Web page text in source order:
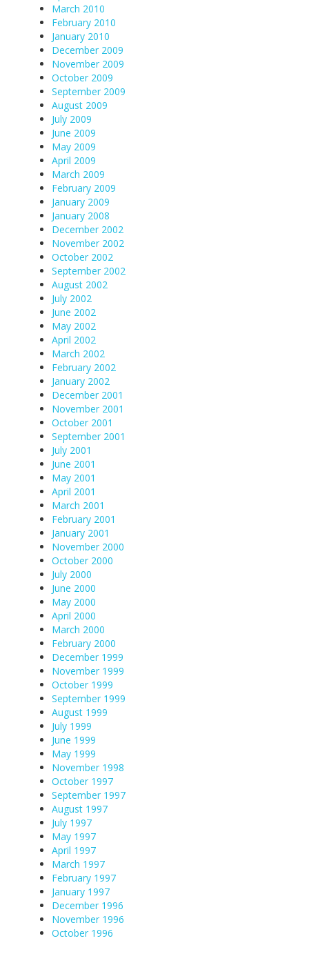
March 2010
February 2010
January 2010
December 2009
November 2009
October 2009
September 2009
August 2009
July 2009
June 2009
May 2009
April 2009
March 2009
February 2009
January 2009
January 2008
December 2002
November 2002
October 2002
September 2002
August 2002
July 2002
June 2002
May 2002
April 2002
March 2002
February 2002
January 2002
December 2001
November 2001
October 2001
September 2001
July 2001
June 2001
May 2001
April 2001
March 2001
February 2001
January 2001
November 2000
October 2000
July 2000
June 2000
May 2000
April 2000
March 2000
February 2000
December 1999
November 1999
October 1999
September 1999
August 1999
July 1999
June 1999
May 1999
November 1998
October 1997
September 1997
August 1997
July 1997
May 1997
April 1997
March 1997
February 1997
January 1997
December 1996
November 1996
October 1996